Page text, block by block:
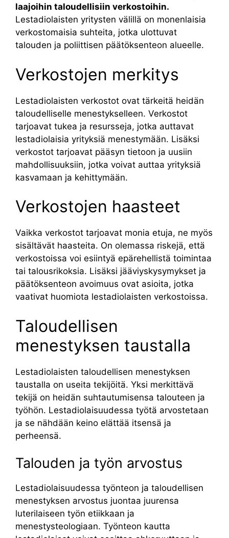
laajoihin taloudellisiin verkostoihin.
Lestadiolaisten yritysten välillä on monenlaisia
verkostomaisia suhteita, jotka ulottuvat
talouden ja poliittisen päätöksenteon alueelle.
Verkostojen merkitys
Lestadiolaisten verkostot ovat tärkeitä heidän
taloudelliselle menestykselleen. Verkostot
tarjoavat tukea ja resursseja, jotka auttavat
lestadiolaisia yrityksiä menestymään. Lisäksi
verkostot tarjoavat pääsyn tietoon ja uusiin
mahdollisuuksiin, jotka voivat auttaa yrityksiä
kasvamaan ja kehittymään.
Verkostojen haasteet
Vaikka verkostot tarjoavat monia etuja, ne myös
sisältävät haasteita. On olemassa riskejä, että
verkostoissa voi esiintyä epärehellistä toimintaa
tai talousrikoksia. Lisäksi jääviyskysymykset ja
päätöksenteon avoimuus ovat asioita, jotka
vaativat huomiota lestadiolaisten verkostoissa.
Taloudellisen
menestyksen taustalla
Lestadiolaisten taloudellisen menestyksen
taustalla on useita tekijöitä. Yksi merkittävä
tekijä on heidän suhtautumisensa talouteen ja
työhön. Lestadiolaisuudessa työtä arvostetaan
ja se nähdään keino elättää itsensä ja
perheensä.
Talouden ja työn arvostus
Lestadiolaisuudessa työnteon ja taloudellisen
menestyksen arvostus juontaa juurensa
luterilaiseen työn etiikkaan ja
menestysteologiaan. Työnteon kautta